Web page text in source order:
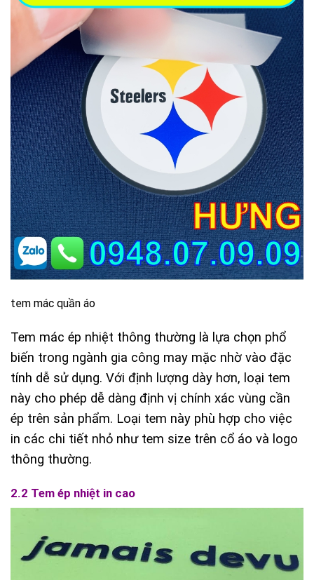
tem mác quần áo
Tem mác ép nhiệt thông thường là lựa chọn phổ
biến trong ngành gia công may mặc nhờ vào đặc
tính dễ sử dụng. Với định lượng dày hơn, loại tem
này cho phép dễ dàng định vị chính xác vùng cần
ép trên sản phẩm. Loại tem này phù hợp cho việc
in các chi tiết nhỏ như tem size trên cổ áo và logo
thông thường.
2.2 Tem ép nhiệt in cao